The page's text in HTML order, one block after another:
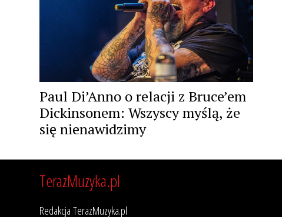
Paul Di’Anno o relacji z Bruce’em
Dickinsonem: Wszyscy myślą, że
się nienawidzimy
TerazMuzyka.pl
Redakcja TerazMuzyka.pl